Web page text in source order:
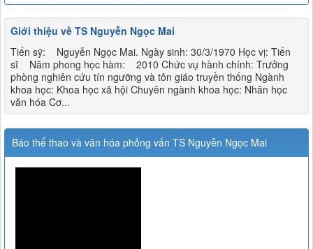
Giới thiệu về TS Nguyễn Ngọc Mai
Tiến sỹ: Nguyễn Ngọc Mai. Ngày sinh: 30/3/1970 Học vị: Tiến
sĩ Năm phong học hàm: 2010 Chức vụ hành chính: Trưởng
phòng nghiên cứu tín ngưỡng và tôn giáo truyền thống Ngành
khoa học: Khoa học xã hội Chuyên ngành khoa học: Nhân học
văn hóa Cơ...
Báo thể thao và văn hóa phỏng vấn TS Nguyễn Ngọc Mai